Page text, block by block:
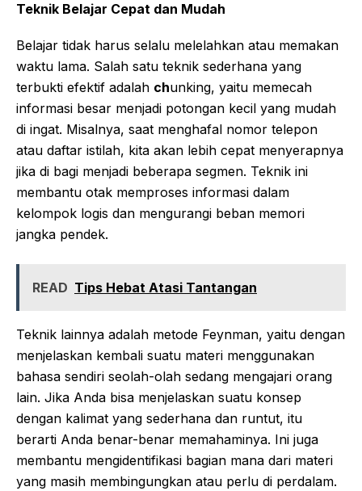
Teknik Belajar Cepat dan Mudah
Belajar tidak harus selalu melelahkan atau memakan
waktu lama. Salah satu teknik sederhana yang
terbukti efektif adalah chunking, yaitu memecah
informasi besar menjadi potongan kecil yang mudah
di ingat. Misalnya, saat menghafal nomor telepon
atau daftar istilah, kita akan lebih cepat menyerapnya
jika di bagi menjadi beberapa segmen. Teknik ini
membantu otak memproses informasi dalam
kelompok logis dan mengurangi beban memori
jangka pendek.
READ Tips Hebat Atasi Tantangan
Teknik lainnya adalah metode Feynman, yaitu dengan
menjelaskan kembali suatu materi menggunakan
bahasa sendiri seolah-olah sedang mengajari orang
lain. Jika Anda bisa menjelaskan suatu konsep
dengan kalimat yang sederhana dan runtut, itu
berarti Anda benar-benar memahaminya. Ini juga
membantu mengidentifikasi bagian mana dari materi
yang masih membingungkan atau perlu di perdalam.